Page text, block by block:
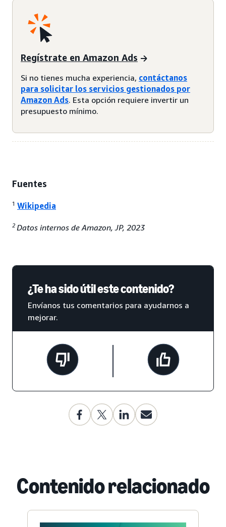
Regístrate en Amazon Ads
Si no tienes mucha experiencia, contáctanos
para solicitar los servicios gestionados por
Amazon Ads. Esta opción requiere invertir un
presupuesto mínimo.
Fuentes
1 Wikipedia
2 Datos internos de Amazon, JP, 2023
¿Te ha sido útil este contenido?
Envíanos tus comentarios para ayudarnos a
mejorar.
Contenido relacionado